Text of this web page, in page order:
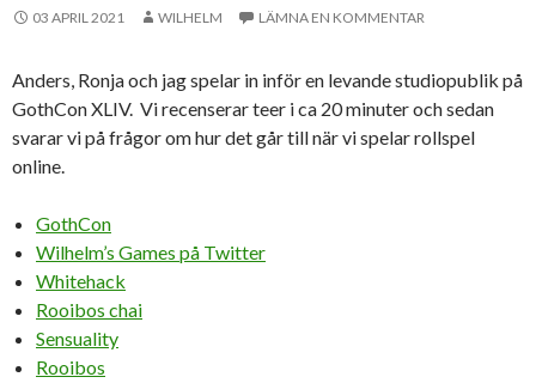
03 APRIL 2021 WILHELM LÄMNA EN KOMMENTAR
Anders, Ronja och jag spelar in inför en levande studiopublik på
GothCon XLIV. Vi recenserar teer i ca 20 minuter och sedan
svarar vi på frågor om hur det går till när vi spelar rollspel
online.
GothCon
Wilhelm’s Games på Twitter
Whitehack
Rooibos chai
Sensuality
Rooibos